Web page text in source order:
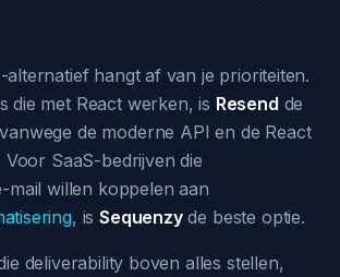
alternatief hangt af van je prioriteiten.
die met React werken, is Resend de
de moderne API en de React
Voor SaaS-bedrijven die
mail willen koppelen aan
, isSequenzyde beste optie.
deliverability boven alles stellen,